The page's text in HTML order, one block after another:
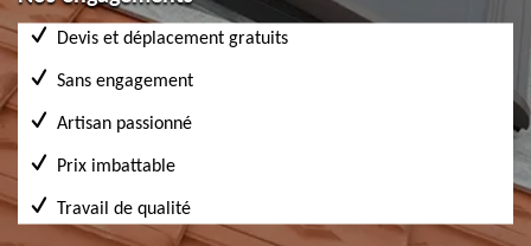
Devis et déplacement gratuits
Sans engagement
Artisan passionné
Prix imbattable
Travail de qualité